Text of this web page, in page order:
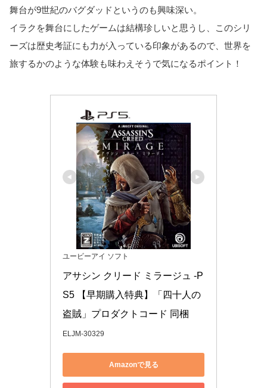
舞台が9世紀のバグダッドというのも興味深い。
イラクを舞台にしたゲームは結構珍しいと思うし、このシリ
ーズは歴史考証にも力が入っている印象があるので、世界を
旅するかのような体験も味わえそうで気になるポイント！
ユービーアイ ソフト
アサシン クリード ミラージュ -P
S5 【早期購入特典】「四十人の
盗賊」プロダクトコード 同梱
ELJM-30329
Amazonで見る